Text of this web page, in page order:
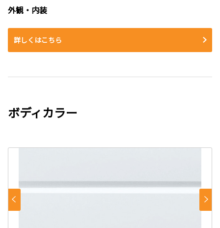
外観・内装
詳しくはこちら
ボディカラー